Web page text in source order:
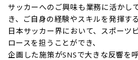
サッカーへのご興味も業務に活かし
き、ご自身の経験やスキルを発揮す
日本サッカー界において、スポーツ
ロースを担うことができ、
企画した施策がSNSで大きな反響を